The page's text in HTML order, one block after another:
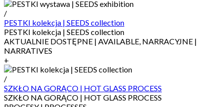
/
PESTKI kolekcja | SEEDS collection
PESTKI kolekcja | SEEDS collection
AKTUALNIE DOSTĘPNE | AVAILABLE, NARRACYJNE |
NARRATIVES
+
/
SZKŁO NA GORĄCO | HOT GLASS PROCESS
SZKŁO NA GORĄCO | HOT GLASS PROCESS